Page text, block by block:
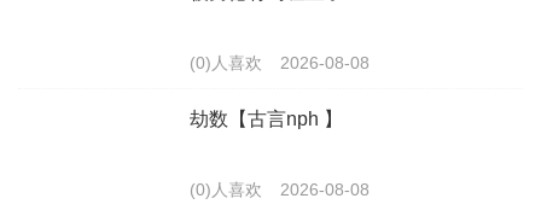
(0)人喜欢 2026-08-08
劫数【古言nph 】
(0)人喜欢 2026-08-08